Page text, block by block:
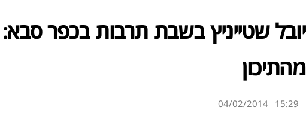
יובל שטייניץ בשבת תרבות בכפר סבא:
מהתיכון
15:29
04/02/2014